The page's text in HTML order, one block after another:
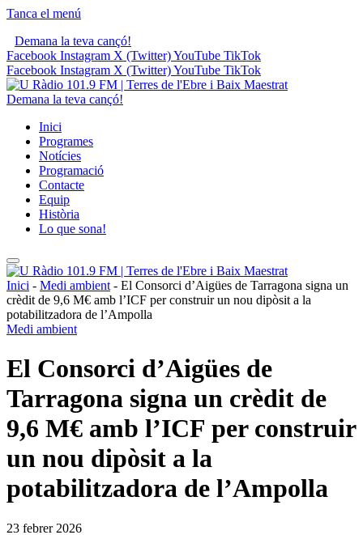
Tanca el menú
Demana la teva cançó!
Facebook Instagram X (Twitter)YouTube TikTok
Facebook Instagram X (Twitter)YouTube TikTok
Demana la teva cançó!
Inici
Programes
Notícies
Programació
Contacte
Equip
Història
Lo que sona!
Inici - Medi ambient - El Consorci d’Aigües de Tarragona signa un
crèdit de 9,6 M€ amb l’ICF per construir un nou dipòsit a la
potabilitzadora de l’Ampolla
Medi ambient
El Consorci d’Aigües de
Tarragona signa un crèdit de
9,6 M€ amb l’ICF per construir
un nou dipòsit a la
potabilitzadora de l’Ampolla
23 febrer 2026